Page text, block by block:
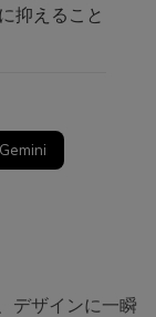
抑えること
Gemini
デザインに一瞬